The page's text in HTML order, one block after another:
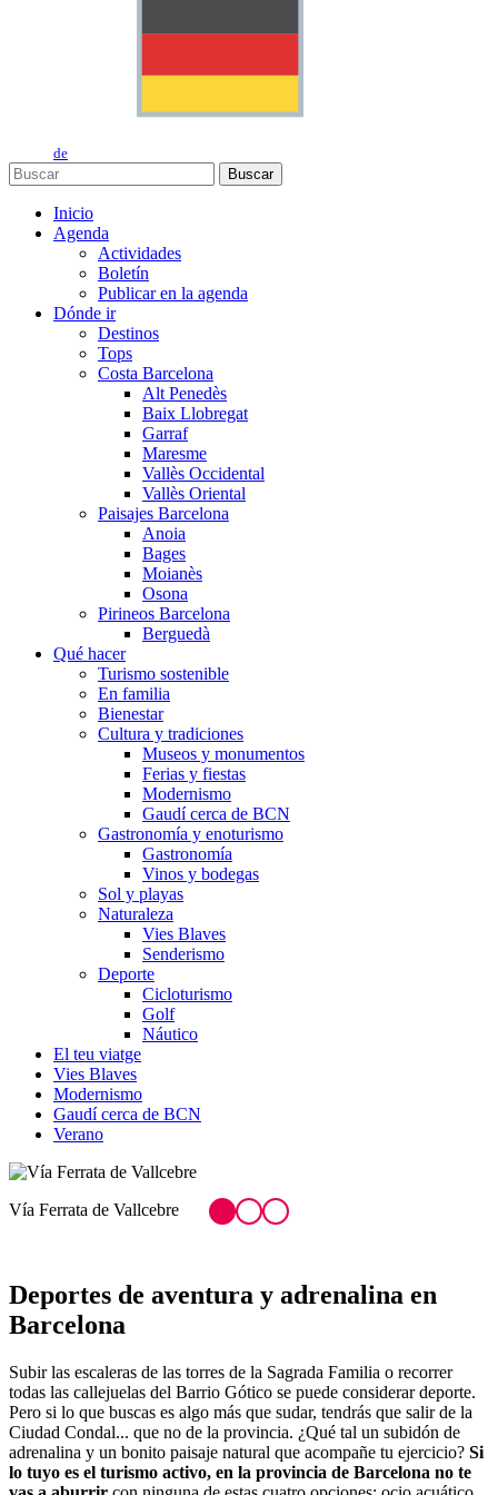
de
Buscar
Inicio
Agenda
Actividades
Boletín
Publicar en la agenda
Dónde ir
Destinos
Tops
Costa Barcelona
Alt Penedès
Baix Llobregat
Garraf
Maresme
Vallès Occidental
Vallès Oriental
Paisajes Barcelona
Anoia
Bages
Moianès
Osona
Pirineos Barcelona
Berguedà
Qué hacer
Turismo sostenible
En familia
Bienestar
Cultura y tradiciones
Museos y monumentos
Ferias y fiestas
Modernismo
Gaudí cerca de BCN
Gastronomía y enoturismo
Gastronomía
Vinos y bodegas
Sol y playas
Naturaleza
Vies Blaves
Senderismo
Deporte
Cicloturismo
Golf
Náutico
El teu viatge
Vies Blaves
Modernismo
Gaudí cerca de BCN
Verano
Wakeboard en el Canal Olímpic de
Deportes de aventura y adrenalina en
Barcelona
Subir las escaleras de las torres de la Sagrada Familia o recorrer
todas las callejuelas del Barrio Gótico se puede considerar deporte.
Pero si lo que buscas es algo más que sudar, tendrás que salir de la
Ciudad Condal... que no de la provincia. ¿Qué tal un subidón de
adrenalina y un bonito paisaje natural que acompañe tu ejercicio? Si
lo tuyo es el turismo activo, en la provincia de Barcelona no te